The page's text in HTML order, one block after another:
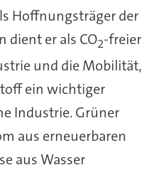
Hoffnungsträger der
dient er als CO2-freier
und die Mobilität,
ein wichtiger
Industrie. Grüner
aus erneuerbaren
aus Wasser